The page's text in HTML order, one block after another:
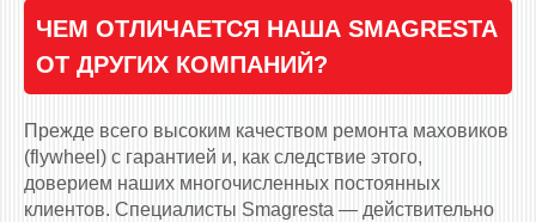
ЧЕМ ОТЛИЧАЕТСЯ НАША SMAGRESTA
ОТ ДРУГИХ КОМПАНИЙ?
Прежде всего высоким качеством ремонта маховиков
(flywheel) с гарантией и, как следствие этого,
доверием наших многочисленных постоянных
клиентов. Специалисты Smagresta — действительно